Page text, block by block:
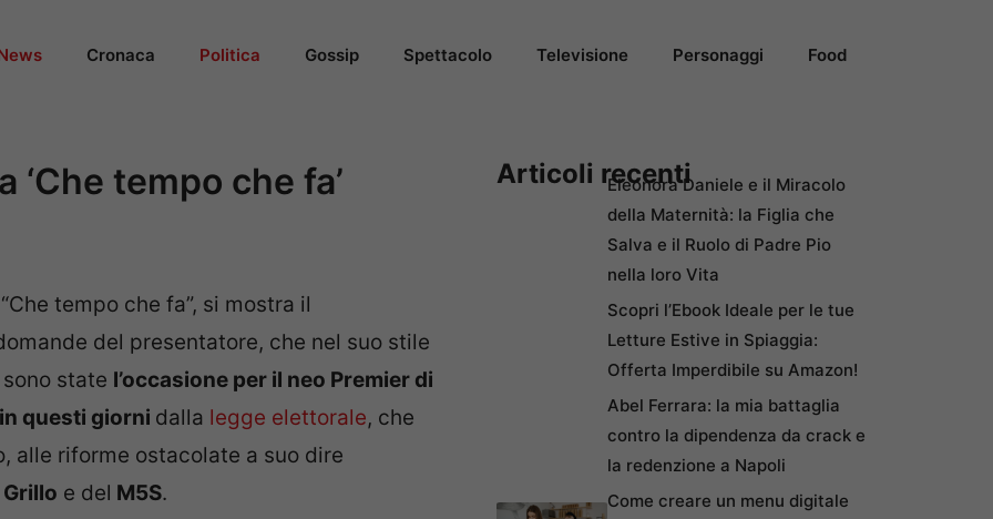
Cronaca Politica Gossip Spettacolo Televisione Personaggi Food
‘Che tempo che fa’
tempo che fa”, si mostra il
del presentatore, che nel suo stile
state l’occasione per il neo Premier di
questi giorni dalla legge elettorale, che
alle riforme ostacolate a suo dire
Grillo e del M5S.
Articoli recentiEleonora Daniele e il Miracolo
della Maternità: la Figlia che
Salva e il Ruolo di Padre Pio
nella loro Vita
Scopri l’Ebook Ideale per le tue
Letture Estive in Spiaggia:
Offerta Imperdibile su Amazon!
Abel Ferrara: la mia battaglia
contro la dipendenza da crack e
la redenzione a Napoli
Come creare un menu digitale